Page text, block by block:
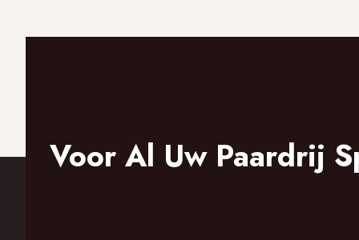
Voor Al Uw Paardrij